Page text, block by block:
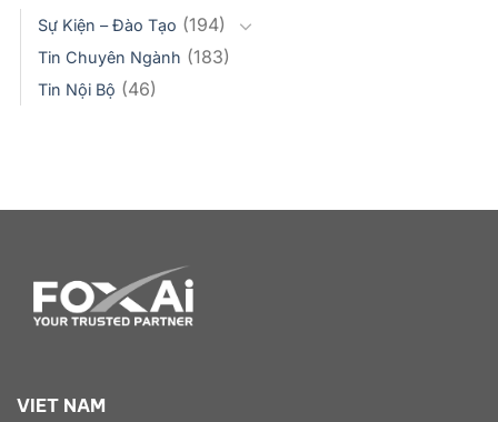
Sự Kiện – Đào Tạo (194)
Tin Chuyên Ngành (183)
Tin Nội Bộ (46)
VIET NAM